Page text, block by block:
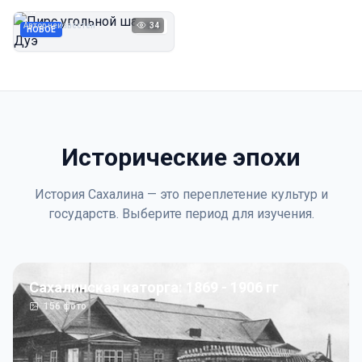
НОВОЕ 1923
Автор неизвестен 34
Исторические эпохи
История Сахалина — это переплетение культур и
государств. Выберите период для изучения.
Сахалинская каторга: 1869 - 1906 гг
156фото